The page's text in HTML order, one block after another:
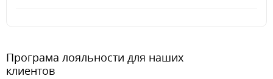
Програма лояльности для наших
клиентов